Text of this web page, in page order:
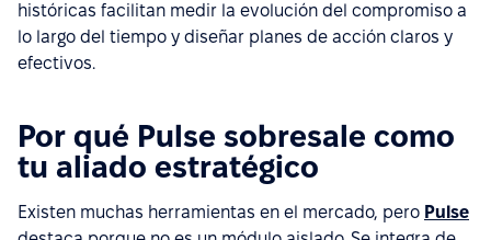
históricas facilitan medir la evolución del compromiso a
lo largo del tiempo y diseñar planes de acción claros y
efectivos.
Por qué Pulse sobresale como
tu aliado estratégico
Existen muchas herramientas en el mercado, pero Pulse